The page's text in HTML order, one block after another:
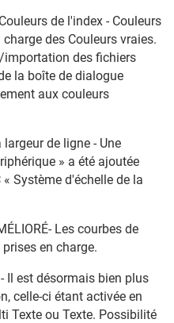
de l'index - Couleurs
des Couleurs vraies.
des fichiers
la boîte de dialogue
aux couleurs
largeur de ligne - Une
» a été ajoutée
Système d'échelle de la
Les courbes de
en charge.
Il est désormais bien plus
celle-ci étant activée en
Texte ou Texte. Possibilité